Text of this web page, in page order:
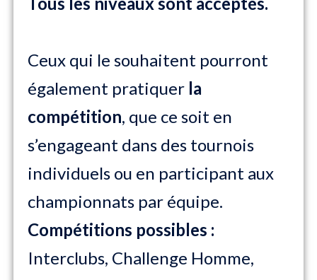
Ceux qui le souhaitent pourront
également pratiquer la
compétition, que ce soit en
s’engageant dans des tournois
individuels ou en participant aux
championnats par équipe.
Compétitions possibles :
Interclubs, Challenge Homme,